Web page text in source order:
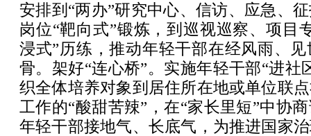
安排到“两办”研究中心、信访、应急、
岗位“靶向式”锻炼，到巡视巡察、项目
浸式”历练，推动年轻干部在经风雨、
骨。架好“连心桥”。实施年轻干部“进社
织全体培养对象到居住所在地或单位联
工作的“酸甜苦辣”，在“家长里短”中协
年轻干部接地气、长底气，为推进国家